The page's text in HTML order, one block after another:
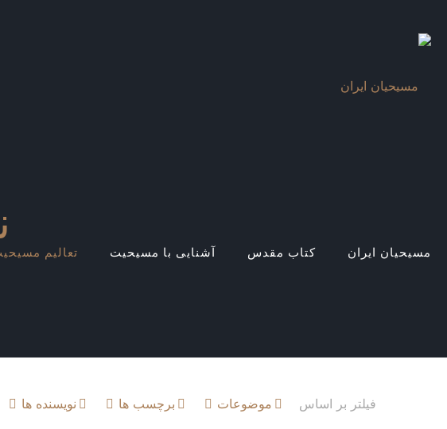
مسیحیان ایران کتاب مقدس آشنایی با مسیحیت تعالیم
فیلتر بر اساس موضوعات برچسب ها نویسنده ها